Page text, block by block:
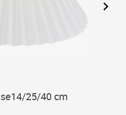
25/40 cm